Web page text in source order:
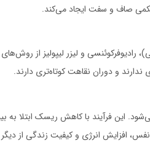
صاف و سفت ایجاد می‌کند.
رادیوفرکوئنسی و لیزر لیپولیز از
و دوران نقاهت کوتاه‌تری دارند.
افزایش انرژی و کیفیت زندگی از